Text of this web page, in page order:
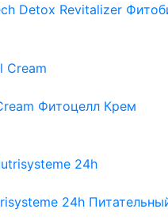
Detox Revitalizer
Фитоцелл Крем
24h